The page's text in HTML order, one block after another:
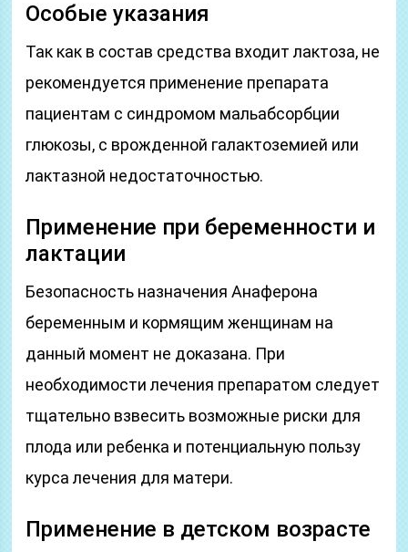
Особые указания
Так как в состав средства входит лактоза, не
рекомендуется применение препарата
пациентам с синдромом мальабсорбции
глюкозы, с врожденной галактоземией или
лактазной недостаточностью.
Применение при беременности и
лактации
Безопасность назначения Анаферона
беременным и кормящим женщинам на
данный момент не доказана. При
необходимости лечения препаратом следует
тщательно взвесить возможные риски для
плода или ребенка и потенциальную пользу
курса лечения для матери.
Применение в детском возрасте